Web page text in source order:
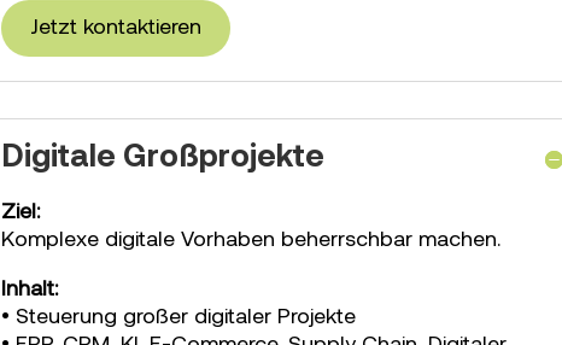
Jetzt kontaktieren
Digitale Großprojekte
Ziel:
Komplexe digitale Vorhaben beherrschbar machen.
Inhalt:
• Steuerung großer digitaler Projekte